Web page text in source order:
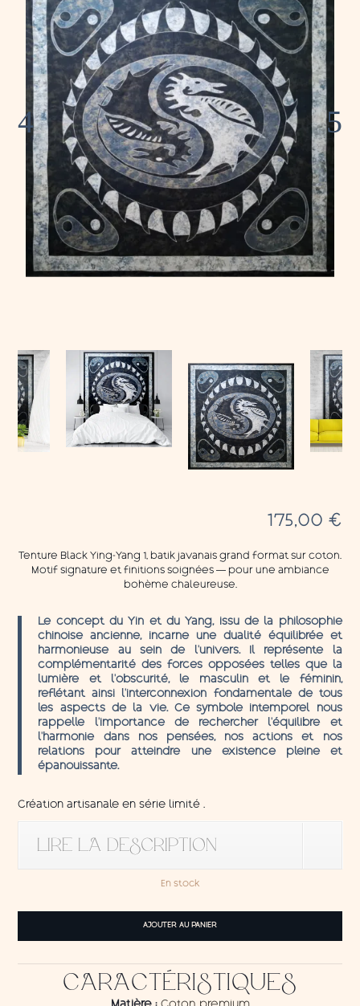
175,00 €
Tenture Black Ying-Yang 1, batik javanais grand format sur coton.
Motif signature et finitions soignées — pour une ambiance
bohème chaleureuse.
Le concept du Yin et du Yang, issu de la philosophie
chinoise ancienne, incarne une dualité équilibrée et
harmonieuse au sein de l’univers. Il représente la
complémentarité des forces opposées telles que la
lumière et l’obscurité, le masculin et le féminin,
reflétant ainsi l’interconnexion fondamentale de tous
les aspects de la vie. Ce symbole intemporel nous
rappelle l’importance de rechercher l’équilibre et
l’harmonie dans nos pensées, nos actions et nos
relations pour atteindre une existence pleine et
épanouissante.
Création artisanale en série limité .
LIRE LA DESCRIPTION
En stock
Black
Ying-
Yang
AJOUTER AU PANIER
CARACTÉRISTIQUES